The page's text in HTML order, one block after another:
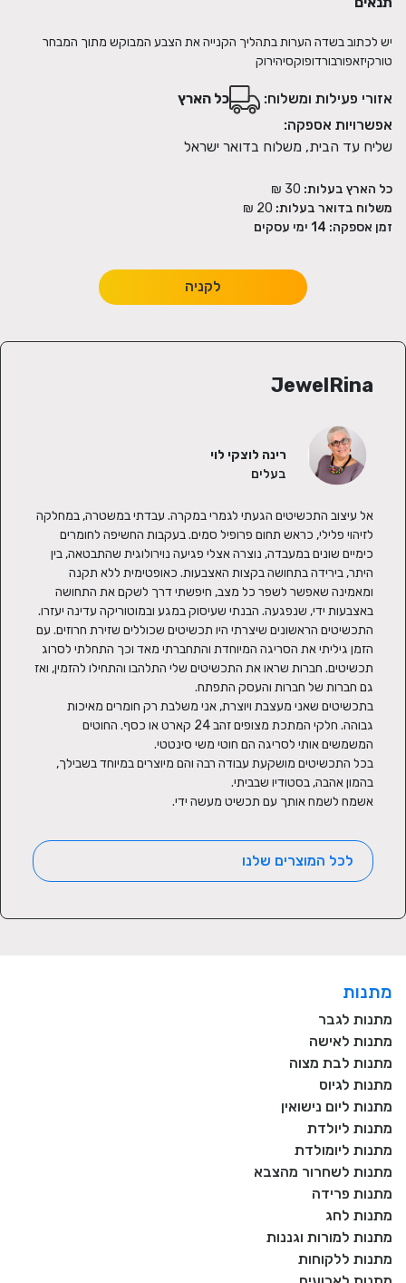
יש לכתוב בשדה הערות בתהליך הקנייה את הצבע המבוקש מתוך המבחר
טורקיזאפורבורדופוקסיהירוק
אזורי פעילות ומשלוח:
כל הארץ
אפשרויות אספקה:
שליח עד הבית, משלוח בדואר ישראל
כל הארץ בעלות:
משלוח בדואר בעלות:
זמן אספקה: 14 ימי עסקים
לקניה
אשמח לשמח אותך עם תכשיט מעשה ידי.
לכל המוצרים שלנו
JewelRina
רינה לוצקי לוי
בעלים
מתנות
מתנות לגבר
מתנות לאישה
מתנות לבת מצוה
מתנות לגיוס
מתנות ליום נישואין
מתנות ליולדת
מתנות ליומולדת
מתנות לשחרור מהצבא
מתנות פרידה
מתנות לחג
מתנות למורות וגננות
מתנות ללקוחות